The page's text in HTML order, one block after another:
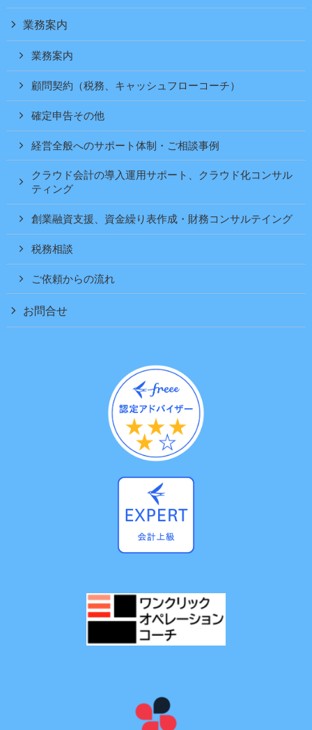
業務案内
業務案内
顧問契約（税務、キャッシュフローコーチ）
確定申告その他
経営全般へのサポート体制・ご相談事例
クラウド会計の導入運用サポート、クラウド化コンサル
ティング
創業融資支援、資金繰り表作成・財務コンサルテイング
税務相談
ご依頼からの流れ
お問合せ